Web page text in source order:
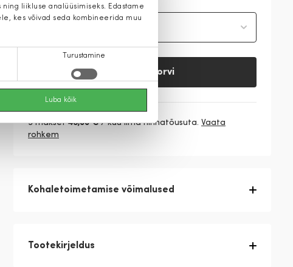
liikluse analüüsimiseks. Edastame
kes võivad seda kombineerida muu
Turustamine
Luba kõik
Lisa ostukorvi
3 makset43,00 €/ kuu ilma hinnatõusuta. Vaata
rohkem
Kohaletoimetamise võimalused
Tootekirjeldus